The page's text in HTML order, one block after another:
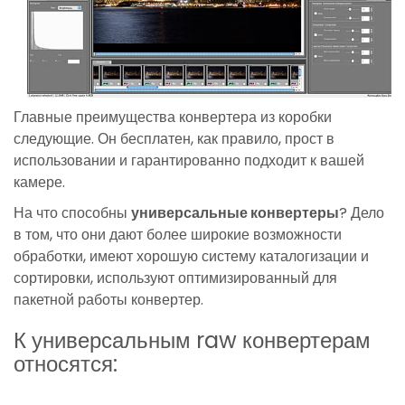
Главные преимущества конвертера из коробки
следующие. Он бесплатен, как правило, прост в
использовании и гарантированно подходит к вашей
камере.
На что способны универсальные конвертеры? Дело
в том, что они дают более широкие возможности
обработки, имеют хорошую систему каталогизации и
сортировки, используют оптимизированный для
пакетной работы конвертер.
К универсальным raw конвертерам
относятся: